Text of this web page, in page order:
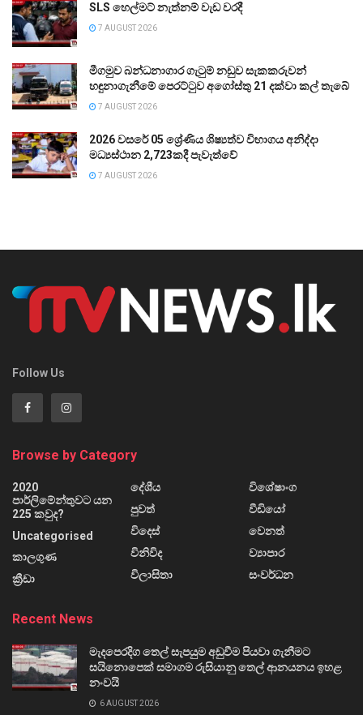
SLS හෙල්මට් නැත්නම් වැඩ වරදී
7 AUGUST 2026
මීගමුව බන්ධනාගාර ගැටුම් නඩුව සැකකරුවන්
හඳුනාගැනීමේ පෙරට්ටුව අගෝස්තු 21 දක්වා කල් තැබේ
7 AUGUST 2026
2026 වසරේ 05 ශ්‍රේණිය ශිෂ්‍යත්ව විභාගය අනිද්දා
මධ්‍යස්ථාන 2,723කදී පැවැත්වේ
7 AUGUST 2026
Follow Us
Browse by Category
2020
පාර්ලිමේන්තුවට යන
225 කවුද?
Uncategorised
කාලගුණ
ක්‍රීඩා
දේශීය
පුවත්
විදෙස්
විනිවිද
විලාසිතා
විශේෂාංග
වීඩියෝ
වෙනත්
ව්‍යාපාර
සංවර්ධන
Recent News
මැදපෙරදිග තෙල් සැපයුම අඩුවීම පියවා ගැනීමට
සයිනොපෙක් සමාගම රුසියානු තෙල් ආනයනය ඉහළ
නංවයි
6 AUGUST 2026